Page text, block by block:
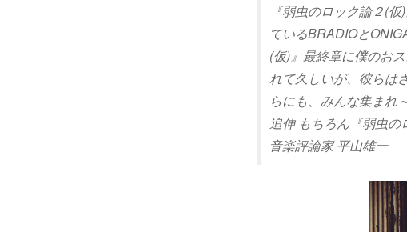
『弱虫のロック論２(
ているBRADIOと
(仮)』最終章に僕のお
れて久しいが、彼らは
らにも、みんな集まれ
追伸 もちろん『弱虫の
音楽評論家 平山雄一